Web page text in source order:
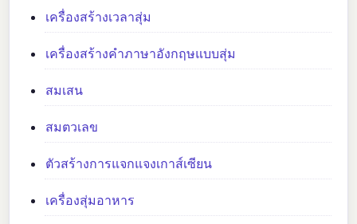
เครื่องสร้างเวลาสุ่ม
เครื่องสร้างคำภาษาอังกฤษแบบสุ่ม
สมเสน
สมตวเลข
ตัวสร้างการแจกแจงเกาส์เซียน
เครื่องสุ่มอาหาร